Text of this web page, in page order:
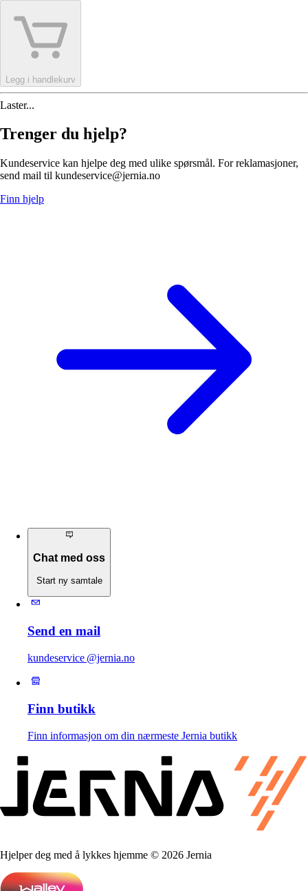
Legg i handlekurv
Laster...
Trenger du hjelp?
Kundeservice kan hjelpe deg med ulike spørsmål. For reklamasjoner,
send mail til kundeservice@jernia.no
Finn hjelp
Chat med oss
Start ny samtale
Send en mail
kundeservice @jernia.no
Finn butikk
Finn informasjon om din nærmeste Jernia butikk
Hjelper deg med å lykkes hjemme © 2026 Jernia